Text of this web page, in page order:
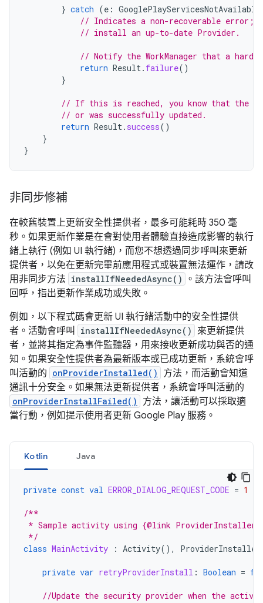
} catch (e :
// Indicates a non-recoverable error;
// install an up-to-date Provider.
// Notify the WorkManager that a hard
return Result. failure()
}
// If this is reached, you know that the
// or was successfully updated.
return Result. success()
}
}
非同步修補
在較舊裝置上更新安全性提供者，最多可能耗時 350 毫
秒。如果更新作業是在會對使用者體驗直接造成影響的執行
緒上執行 (例如 UI 執行緒)，而您不想透過同步呼叫來更新
提供者，以免在更新完畢前應用程式或裝置無法運作，請改
用非同步方法 installIfNeededAsync()
。該方法會呼叫
回呼，指出更新作業成功或失敗。
例如，以下程式碼會更新 UI 執行緒活動中的安全性提供
者。活動會呼叫
installIfNeededAsync() 來更新提供
者，並將其指定為事件監聽器，用來接收更新成功與否的通
知。如果安全性提供者為最新版本或已成功更新，系統會呼
叫活動的 onProviderInstalled()
方法，而活動會知道
通訊十分安全。如果無法更新提供者，系統會呼叫活動的
onProviderInstallFailed()
方法，讓活動可以採取適
當行動，例如提示使用者更新 Google Play 服務。
Kotlin Java
private const val ERROR_DIALOG_REQUEST_CODE = 1
/**
* Sample activity using {@link
*/
class MainActivity : Activity(), ProviderInstaller
private var retryProviderInstall : Boolean =
//Update the security provider when the